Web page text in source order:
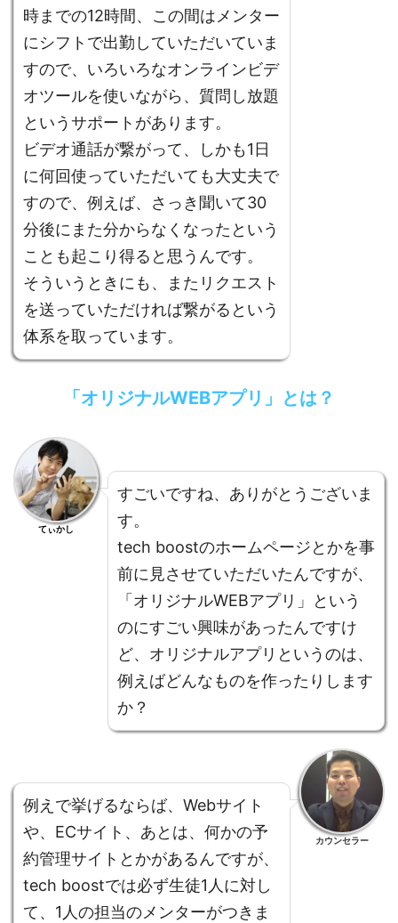
時までの12時間、この間はメンター
にシフトで出勤していただいていま
すので、いろいろなオンラインビデ
オツールを使いながら、質問し放題
というサポートがあります。
ビデオ通話が繋がって、しかも1日
に何回使っていただいても大丈夫で
すので、例えば、さっき聞いて30
分後にまた分からなくなったという
ことも起こり得ると思うんです。
そういうときにも、またリクエスト
を送っていただければ繋がるという
体系を取っています。
「オリジナルWEBアプリ」とは？
てぃかし
すごいですね、ありがとうございま
す。
tech boostのホームページとかを事
前に見させていただいたんですが、
「オリジナルWEBアプリ」という
のにすごい興味があったんですけ
ど、オリジナルアプリというのは、
例えばどんなものを作ったりします
か？
例えで挙げるならば、Webサイト
や、ECサイト、あとは、何かの予
約管理サイトとかがあるんですが、
tech boostでは必ず生徒1人に対し
て、1人の担当のメンターがつきま
カウンセラー